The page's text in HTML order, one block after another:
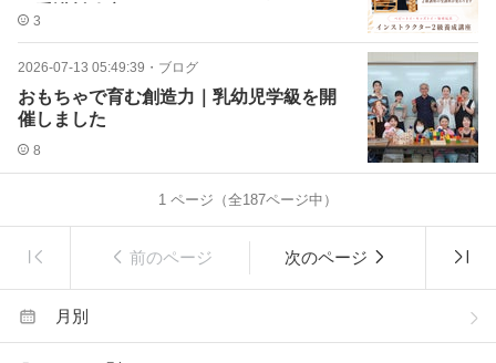
り受講料改定
3
2026-07-13 05:49:39 ・ ブログ
おもちゃで育む創造力｜乳幼児学級を開
催しました
8
1 ページ（全187ページ中）
前のページ 次のページ
月別